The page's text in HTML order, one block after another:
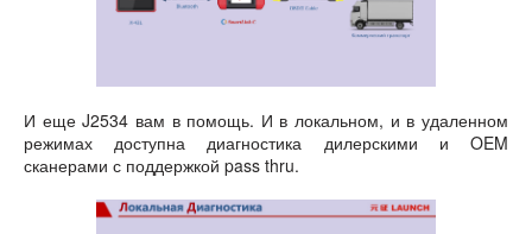
И еще J2534 вам в помощь. И в локальном, и в удаленном
режимах доступна диагностика дилерскими и OEM
сканерами с поддержкой pass thru.